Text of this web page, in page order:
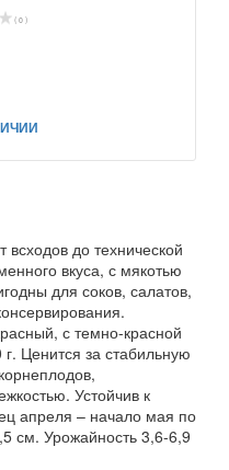
( 0 )
до технической
вкуса, с мякотью
для соков, салатов,
с темно-красной
Ценится за стабильную
Устойчив к
апреля – начало мая по
см. Урожайность 3,6-6,9